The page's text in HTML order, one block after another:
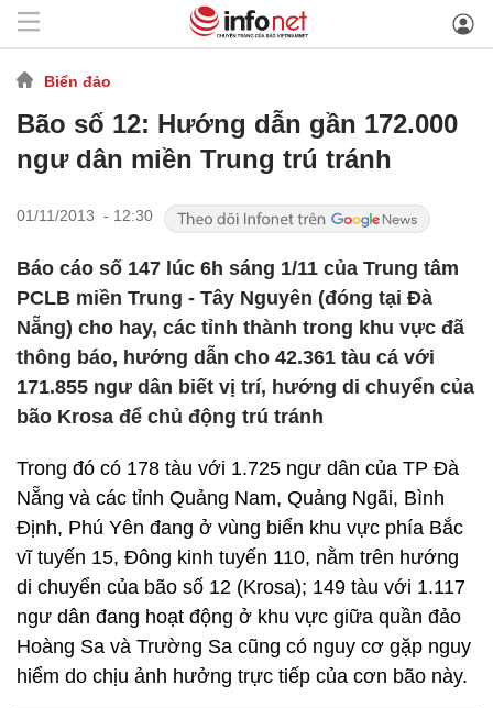
Biển đảo
Bão số 12: Hướng dẫn gần 172.000
ngư dân miền Trung trú tránh
01/11/2013 - 12:30
Báo cáo số 147 lúc 6h sáng 1/11 của Trung tâm
PCLB miền Trung - Tây Nguyên (đóng tại Đà
Nẵng) cho hay, các tỉnh thành trong khu vực đã
thông báo, hướng dẫn cho 42.361 tàu cá với
171.855 ngư dân biết vị trí, hướng di chuyển của
bão Krosa để chủ động trú tránh
Trong đó có 178 tàu với 1.725 ngư dân của TP Đà
Nẵng và các tỉnh Quảng Nam, Quảng Ngãi, Bình
Định, Phú Yên đang ở vùng biển khu vực phía Bắc
vĩ tuyến 15, Đông kinh tuyến 110, nằm trên hướng
di chuyển của bão số 12 (Krosa); 149 tàu với 1.117
ngư dân đang hoạt động ở khu vực giữa quần đảo
Hoàng Sa và Trường Sa cũng có nguy cơ gặp nguy
hiểm do chịu ảnh hưởng trực tiếp của cơn bão này.